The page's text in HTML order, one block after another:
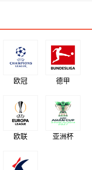
欧冠 德甲
欧联 亚洲杯